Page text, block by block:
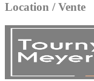
Location / Vente